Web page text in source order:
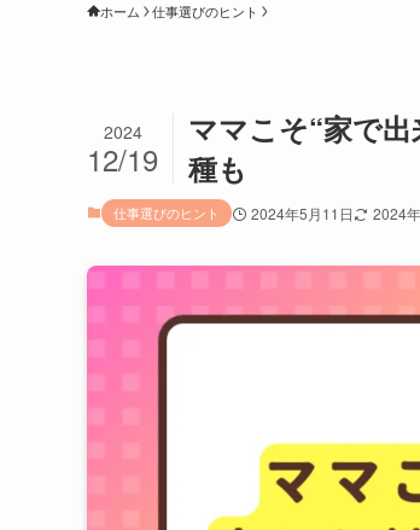
ホーム 仕事選びのヒント
ママこそ“家で
種も
2024
12/19
仕事選びのヒント 2024年5月11日 2024